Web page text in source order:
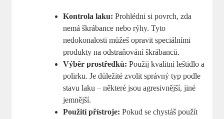
Kontrola laku: Prohlédni si povrch, zda
nemá škrábance nebo rýhy. Tyto
nedokonalosti můžeš opravit speciálními
produkty na odstraňování škrábanců.
Výběr prostředků: Použij kvalitní leštidlo a
polirku. Je důležité zvolit správný typ podle
stavu laku – některé jsou agresivnější, jiné
jemnější.
Použití přístroje: Pokud se chystáš použít